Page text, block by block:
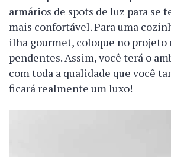
armários de spots de luz para se
mais confortável. Para uma
ilha gourmet, coloque no projeto
pendentes. Assim, você terá o
com toda a qualidade que você
ficará realmente um luxo!